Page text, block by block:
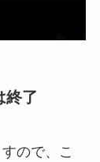
終了
ので、こ